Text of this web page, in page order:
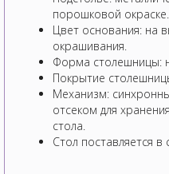
порошковой окраске.
Цвет основания: на
окрашивания.
Форма столешницы:
Покрытие
Механизм:
отсеком для
стола.
Стол поставляется